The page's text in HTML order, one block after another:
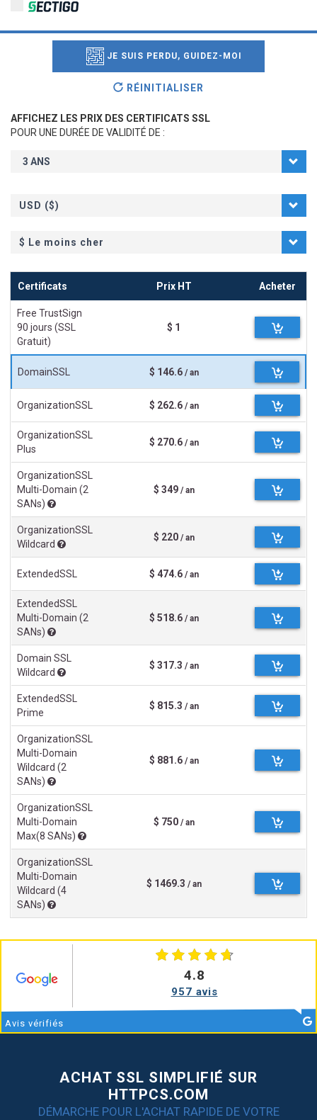
JE SUIS PERDU, GUIDEZ-MOI
RÉINITIALISER
AFFICHEZ LES PRIX DES CERTIFICATS SSL
POUR UNE DURÉE DE VALIDITÉ DE :
USD ($)
$ Le moins cher
Certificats Prix HT Acheter
Free TrustSign
90 jours (SSL
Gratuit)
$ 1
DomainSSL $ 146.6 / an
OrganizationSSL $ 262.6 / an
OrganizationSSL
Plus
$ 270.6 / an
OrganizationSSL
Multi-Domain (2
SANs)
$ 349 / an
OrganizationSSL
Wildcard
$ 220 / an
ExtendedSSL $ 474.6 / an
ExtendedSSL
Multi-Domain (2
SANs)
$ 518.6 / an
Domain SSL
Wildcard
$ 317.3 / an
ExtendedSSL
Prime
$ 815.3 / an
OrganizationSSL
Multi-Domain
Wildcard (2
SANs)
$ 881.6 / an
OrganizationSSL
Multi-Domain
Max(8 SANs)
$ 750 / an
OrganizationSSL
Multi-Domain
Wildcard (4
SANs)
$ 1469.3 / an
4.8
957 avis
Avis vérifiés
ACHAT SSL SIMPLIFIÉ SUR
HTTPCS.COM
DÉMARCHE POUR L'ACHAT RAPIDE DE VOTRE